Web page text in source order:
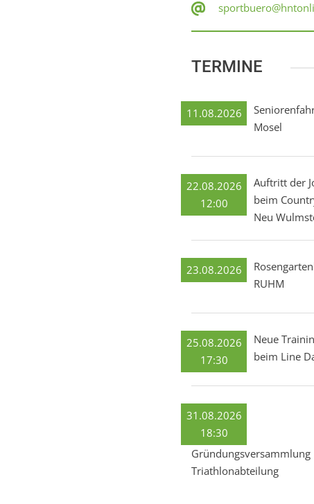
TERMINE
11.08.2026
Mosel
22.08.2026
12:00
Auftritt der
beim
Neu
23.08.2026
RUHM
25.08.2026
17:30
Neue
beim Line
31.08.2026
18:30
Gründungsversammlung
Triathlonabteilung